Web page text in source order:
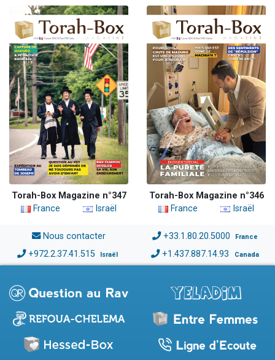
Torah-Box Magazine n°347
France
Israël
Torah-Box Magazine n°346
France
Israël
Nous contacter +33.1.80.20.5000 France
+972.2.37.41.515 Israël +1.437.887.14.93 Canada